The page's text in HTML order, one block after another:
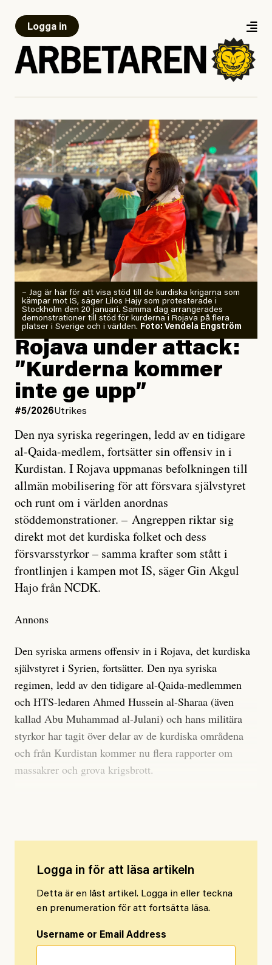
Logga in
– Jag är här för att visa stöd till de kurdiska krigarna som
kämpar mot IS, säger Lilos Hajy som protesterade i
Stockholm den 20 januari. Samma dag arrangerades
demonstrationer till stöd för kurderna i Rojava på flera
platser i Sverige och i världen. Foto: Vendela Engström
Rojava under attack:
”Kurderna kommer
inte ge upp”
#5/2026Utrikes
Den nya syriska regeringen, ledd av en tidigare
al-Qaida-medlem, fortsätter sin offensiv in i
Kurdistan. I Rojava uppmanas befolkningen till
allmän mobilisering för att försvara självstyret
och runt om i världen anordnas
stöddemonstrationer. – Angreppen riktar sig
direkt mot det kurdiska folket och dess
försvarsstyrkor – samma krafter som stått i
frontlinjen i kampen mot IS, säger Gin Akgul
Hajo från NCDK.
Annons
Den syriska armens offensiv in i Rojava, det kurdiska
självstyret i Syrien, fortsätter. Den nya syriska
regimen, ledd av den tidigare al-Qaida-medlemmen
och HTS-ledaren Ahmed Hussein al-Sharaa (även
kallad Abu Muhammad al-Julani) och hans militära
styrkor har tagit över delar av de kurdiska områdena
och från Kurdistan kommer nu flera rapporter om
massakrer och grova krigsbrott.
Logga in för att läsa artikeln
Detta är en låst artikel. Logga in eller teckna
en prenumeration för att fortsätta läsa.
Username or Email Address